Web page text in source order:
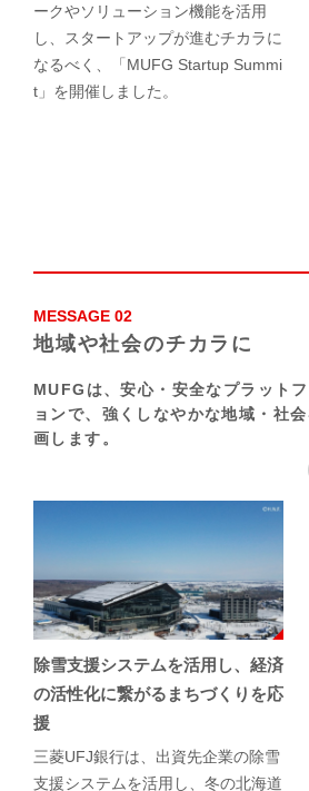
ークやソリューション機能を活用
し、スタートアップが進むチカラに
なるべく、「MUFG Startup Summi
t」を開催しました。
MESSAGE 02
地域や社会のチカラに
MUFGは、安心・安全なプラット
ョンで、 強くしなやかな地域・社
画します。
除雪支援システムを活用し、経済
の活性化に繋がるまちづくりを応
援
三菱UFJ銀行は、出資先企業の除雪
支援システムを活用し、冬の北海道